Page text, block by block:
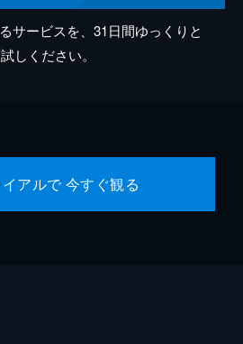
サービスを、31日間ゆっくりと
しください。
アルで 今すぐ観る